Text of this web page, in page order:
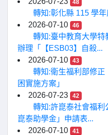
48
轉知:彰化縣 115 學
2026-07-10
46
轉知:臺中教育大學特
辦理「【ESB03】自殺...
2026-07-10
43
轉知:衛生福利部修
困實施方案」
2026-07-23
42
轉知:許崑泰社會福
崑泰助學金」申請表...
2026-07-10
41